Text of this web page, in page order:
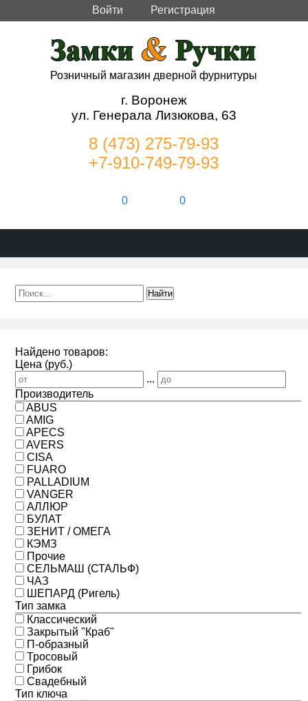
Войти Регистрация
Розничный магазин дверной фурнитуры
г. Воронеж
ул. Генерала Лизюкова, 63
8 (473) 275-79-93
+7-910-749-79-93
0 0
Найдено товаров:
Цена (руб.)
...
Производитель
ABUS
AMIG
APECS
AVERS
CISA
FUARO
PALLADIUM
VANGER
АЛЛЮР
БУЛАТ
ЗЕНИТ / ОМЕГА
КЭМЗ
Прочие
СЕЛЬМАШ (СТАЛЬФ)
ЧАЗ
ШЕПАРД (Ригель)
Тип замка
Классический
Закрытый "Краб"
П-образный
Тросовый
Грибок
Свадебный
Тип ключа